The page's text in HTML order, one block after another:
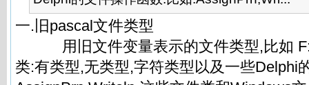
一.旧pascal文件类型
用旧文件变量表示的文件类型,比如
类:有类型,无类型,字符类型以及一些Delphi